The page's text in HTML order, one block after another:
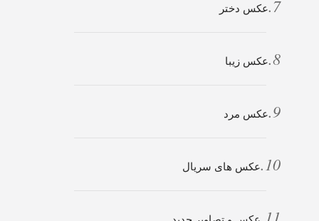
عکس دختر
عکس زیبا
عکس مرد
عکس های سریال